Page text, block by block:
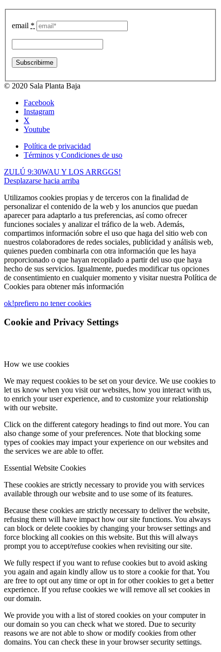
email *
© 2020 Sala Planta Baja
Facebook
Instagram
X
Youtube
Política de privacidad
Términos y Condiciones de uso
ZULÚ 9:30WAU Y LOS ARRGGS!
Desplazarse hacia arriba
Utilizamos cookies propias y de terceros con la finalidad de
personalizar el contenido de la web y los anuncios que puedan
aparecer para adaptarlo a tus preferencias, así como ofrecer
funciones sociales y analizar el tráfico de la web. Además,
compartimos información sobre el uso que haga del sitio web con
nuestros colaboradores de redes sociales, publicidad y análisis web,
quienes pueden combinarla con otra información que les haya
proporcionado o que hayan recopilado a partir del uso que haya
hecho de sus servicios. Igualmente, puedes modificar tus opciones
de consentimiento en cualquier momento y visitar nuestra Política de
Cookies para obtener más información
ok!prefiero no tener cookies
Cookie and Privacy Settings
How we use cookies
We may request cookies to be set on your device. We use cookies to
let us know when you visit our websites, how you interact with us,
to enrich your user experience, and to customize your relationship
with our website.
Click on the different category headings to find out more. You can
also change some of your preferences. Note that blocking some
types of cookies may impact your experience on our websites and
the services we are able to offer.
Essential Website Cookies
These cookies are strictly necessary to provide you with services
available through our website and to use some of its features.
Because these cookies are strictly necessary to deliver the website,
refusing them will have impact how our site functions. You always
can block or delete cookies by changing your browser settings and
force blocking all cookies on this website. But this will always
prompt you to accept/refuse cookies when revisiting our site.
We fully respect if you want to refuse cookies but to avoid asking
you again and again kindly allow us to store a cookie for that. You
are free to opt out any time or opt in for other cookies to get a better
experience. If you refuse cookies we will remove all set cookies in
our domain.
We provide you with a list of stored cookies on your computer in
our domain so you can check what we stored. Due to security
reasons we are not able to show or modify cookies from other
domains. You can check these in your browser security settings.